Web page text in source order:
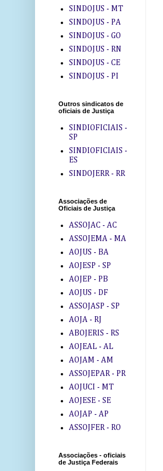
SINDOJUS - MT
SINDOJUS - PA
SINDOJUS - GO
SINDOJUS - RN
SINDOJUS - CE
SINDOJUS - PI
Outros sindicatos de
oficiais de Justiça
SINDIOFICIAIS -
SP
SINDIOFICIAIS -
ES
SINDOJERR - RR
Associações de
Oficiais de Justiça
ASSOJAC - AC
ASSOJEMA - MA
AOJUS - BA
AOJESP - SP
AOJEP - PB
AOJUS - DF
ASSOJASP - SP
AOJA - RJ
ABOJERIS - RS
AOJEAL - AL
AOJAM - AM
ASSOJEPAR - PR
AOJUCI - MT
AOJESE - SE
AOJAP - AP
ASSOJFER - RO
Associações - oficiais
de Justiça Federais